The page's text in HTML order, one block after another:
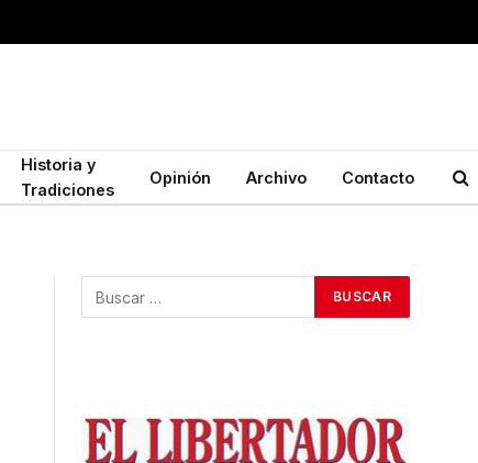
Historia y
Tradiciones
Opinión Archivo Contacto